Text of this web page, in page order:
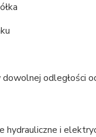
odległości
i